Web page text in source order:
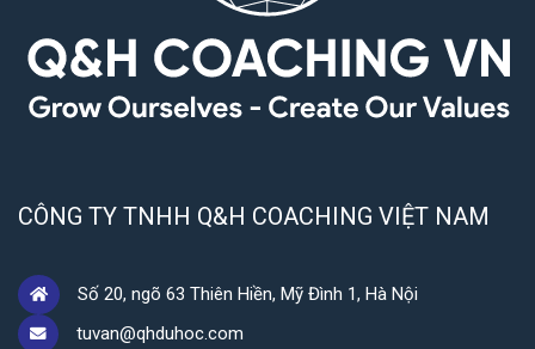
CÔNG TY TNHH Q&H COACHING VIỆT NAM
Số 20, ngõ 63 Thiên Hiền, Mỹ Đình 1, Hà Nội
tuvan@qhduhoc.com